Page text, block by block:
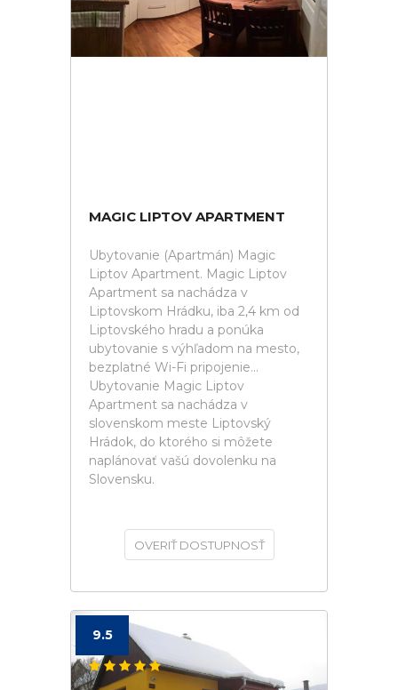
MAGIC LIPTOV APARTMENT
Ubytovanie (Apartmán) Magic
Liptov Apartment. Magic Liptov
Apartment sa nachádza v
Liptovskom Hrádku, iba 2,4 km od
Liptovského hradu a ponúka
ubytovanie s výhľadom na mesto,
bezplatné Wi-Fi pripojenie...
Ubytovanie Magic Liptov
Apartment sa nachádza v
slovenskom meste Liptovský
Hrádok, do ktorého si môžete
naplánovať vašú dovolenku na
Slovensku.
OVERIŤ DOSTUPNOSŤ
9.5